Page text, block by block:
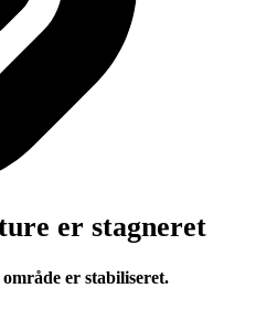
er stagneret
er stabiliseret.